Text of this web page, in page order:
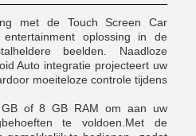
met de Touch Screen Car
oplossing in de
beelden. Naadloze
Auto integratie projecteert uw
moeiteloze controle tijdens
of 8 GB RAM om aan uw
te voldoen.Met de